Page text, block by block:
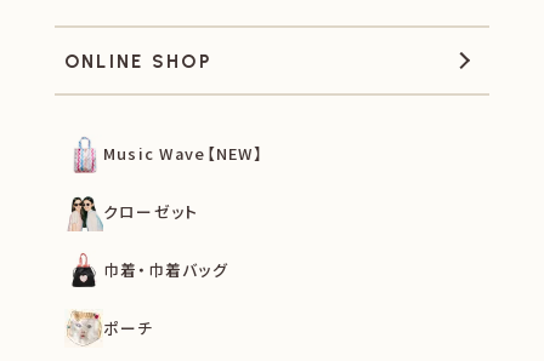
ONLINE SHOP
Music Wave【NEW】
クローゼット
巾着・巾着バッグ
ポーチ